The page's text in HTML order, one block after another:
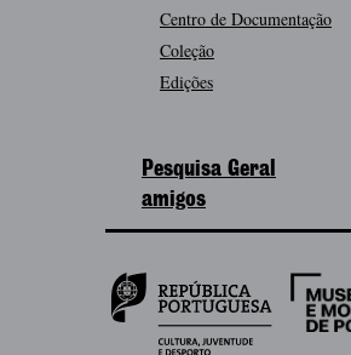
Centro de Documentação
Coleção
Edições
Pesquisa Geral
amigos